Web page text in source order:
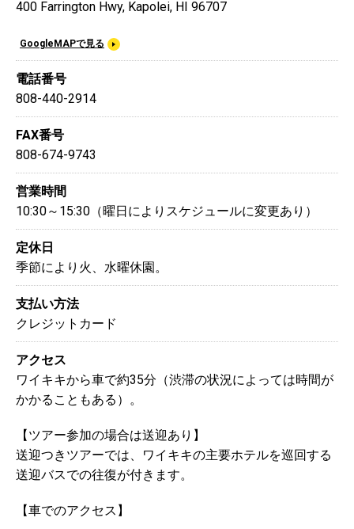
400 Farrington Hwy, Kapolei, HI 96707
GoogleMAPで見る
電話番号
808-440-2914
FAX番号
808-674-9743
営業時間
10:30～15:30（曜日によりスケジュールに変更あり）
定休日
季節により火、水曜休園。
支払い方法
クレジットカード
アクセス
ワイキキから車で約35分（渋滞の状況によっては時間が
かかることもある）。
【ツアー参加の場合は送迎あり】
送迎つきツアーでは、ワイキキの主要ホテルを巡回する
送迎バスでの往復が付きます。
【車でのアクセス】